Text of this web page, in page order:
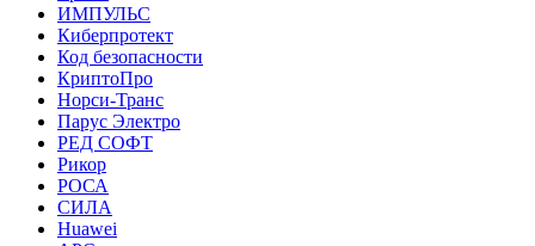
ИМПУЛЬС
Киберпротект
Код безопасности
КриптоПро
Норси-Транс
Парус Электро
РЕД СОФТ
Рикор
РОСА
СИЛА
Huawei